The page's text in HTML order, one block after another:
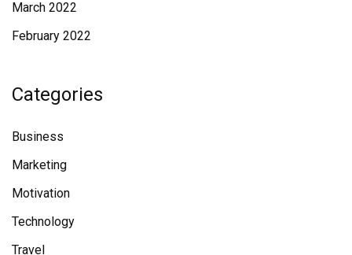
March 2022
February 2022
Categories
Business
Marketing
Motivation
Technology
Travel